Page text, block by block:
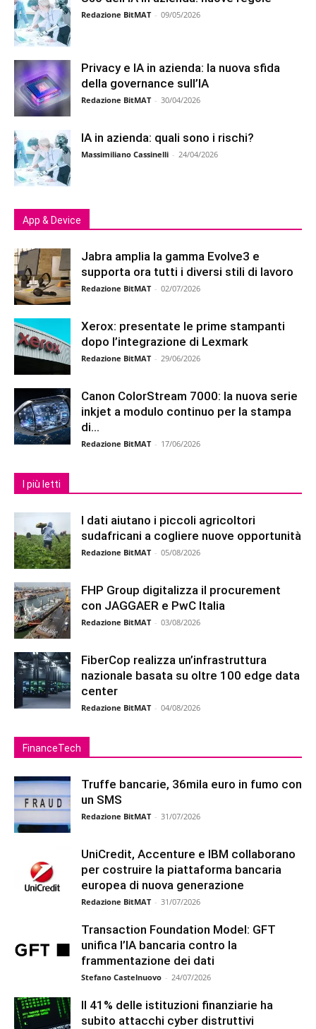
Redazione BitMAT - 09/05/2026
Privacy e IA in azienda: la nuova sfida
della governance sull’IA
Redazione BitMAT - 30/04/2026
IA in azienda: quali sono i rischi?
Massimiliano Cassinelli - 24/04/2026
App & Device
Jabra amplia la gamma Evolve3 e
supporta ora tutti i diversi stili di lavoro
Redazione BitMAT - 02/07/2026
Xerox: presentate le prime stampanti
dopo l’integrazione di Lexmark
Redazione BitMAT - 29/06/2026
Canon ColorStream 7000: la nuova serie
inkjet a modulo continuo per la stampa
di...
Redazione BitMAT - 17/06/2026
I più letti
I dati aiutano i piccoli agricoltori
sudafricani a cogliere nuove opportunità
Redazione BitMAT - 05/08/2026
FHP Group digitalizza il procurement
con JAGGAER e PwC Italia
Redazione BitMAT - 03/08/2026
FiberCop realizza un’infrastruttura
nazionale basata su oltre 100 edge data
center
Redazione BitMAT - 04/08/2026
FinanceTech
Truffe bancarie, 36mila euro in fumo con
un SMS
Redazione BitMAT - 31/07/2026
UniCredit, Accenture e IBM collaborano
per costruire la piattaforma bancaria
europea di nuova generazione
Redazione BitMAT - 31/07/2026
Transaction Foundation Model: GFT
unifica l’IA bancaria contro la
frammentazione dei dati
Stefano Castelnuovo - 24/07/2026
Il 41% delle istituzioni finanziarie ha
subito attacchi cyber distruttivi